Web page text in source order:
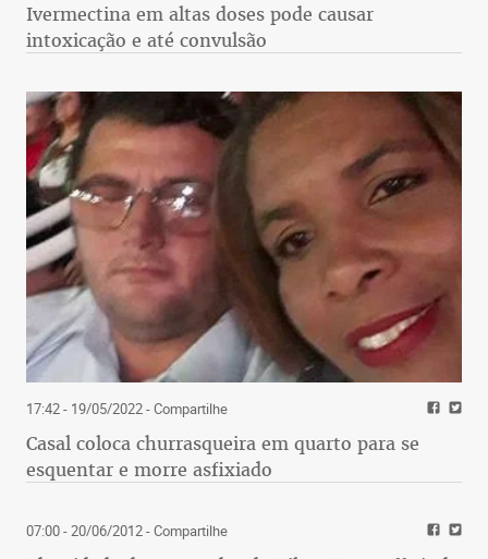
Ivermectina em altas doses pode causar
intoxicação e até convulsão
17:42 - 19/05/2022- Compartilhe
Casal coloca churrasqueira em quarto para se
esquentar e morre asfixiado
07:00 - 20/06/2012- Compartilhe